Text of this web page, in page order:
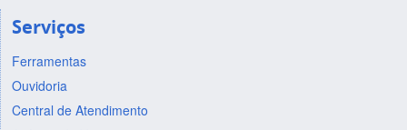
Serviços
Ferramentas
Ouvidoria
Central de Atendimento